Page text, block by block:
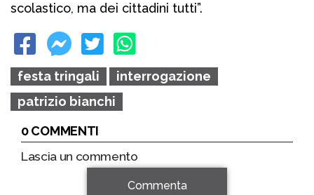
scolastico, ma dei cittadini tutti”.
festa tringali
interrogazione
patrizio bianchi
0 COMMENTI
Lascia un commento
Commenta